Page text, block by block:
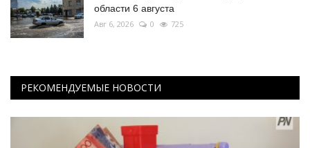
области 6 августа
Авг 6, 2026 0 725
РЕКОМЕНДУЕМЫЕ НОВОСТИ